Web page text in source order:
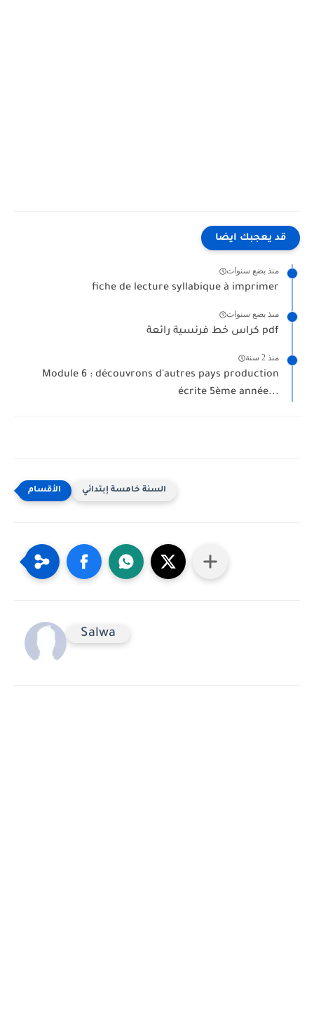
قد يعجبك ايضا
منذ بضع سنوات
fiche de lecture syllabique à imprimer
منذ بضع سنوات
كراس خط فرنسية رائعة pdf
منذ 2 سنة
Module 6 : découvrons d'autres pays production
écrite 5ème année...
السنة خامسة إبتدائي
Salwa